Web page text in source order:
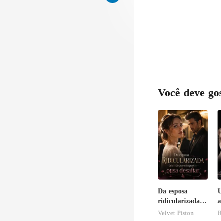
Você deve
Da esposa
ridicularizada à
irmã que
Velvet Piston